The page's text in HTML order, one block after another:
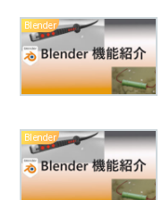
Blender
Blender